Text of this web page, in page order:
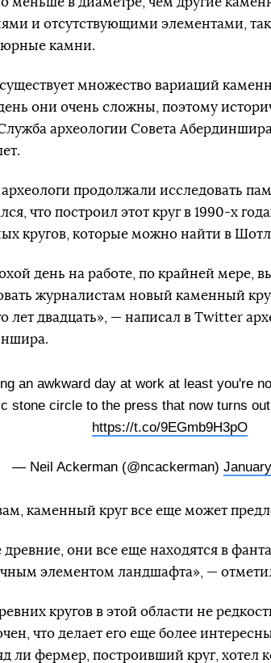
и отсутствующими элементами,
камни.
множество вариаций
они очень сложны, поэтому
археологии Совета Абердиншира
археологи продолжали исследовать
что построил этот круг в 1990-х
кругов, которые можно найти в
день на работе, по крайней мере,
журналистам новый каменный
лет двадцать», — написал в Twitter
an awkward day at work at least you're
stone circle to the press that now turns
https://t.co/9EGmb9H3pO
— Neil Ackerman (@ncackerman)
каменный круг все еще может
они все еще находятся в
элементом ландшафта», —
кругов в этой области не
что делает его еще более
ли фермер, построивший круг, хотел